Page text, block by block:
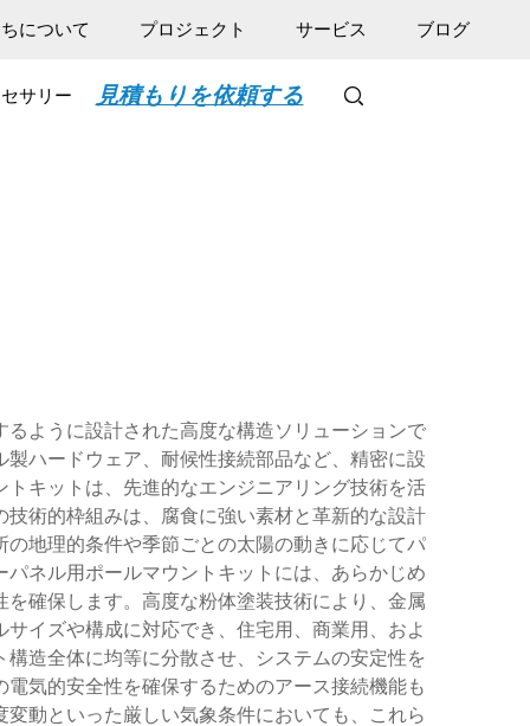
について プロジェクト サービス ブログ
サリー 見積もりを依頼する
ように設計された高度な構造ソリューションで
ハードウェア、耐候性接続部品など、精密に設
キットは、先進的なエンジニアリング技術を活
術的枠組みは、腐食に強い素材と革新的な設計
地理的条件や季節ごとの太陽の動きに応じてパ
ネル用ポールマウントキットには、あらかじめ
確保します。高度な粉体塗装技術により、金属
イズや構成に対応でき、住宅用、商業用、およ
造全体に均等に分散させ、システムの安定性を
気的安全性を確保するためのアース接続機能も
動といった厳しい気象条件においても、これら